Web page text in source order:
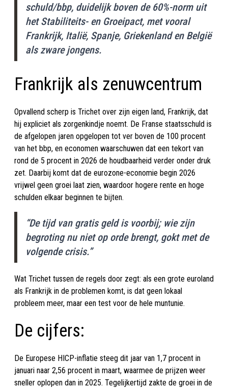
schuld/bbp, duidelijk boven de 60%-norm uit
het Stabiliteits- en Groeipact, met vooral
Frankrijk, Italië, Spanje, Griekenland en België
als zware jongens.
Frankrijk als zenuwcentrum
Opvallend scherp is Trichet over zijn eigen land, Frankrijk, dat
hij expliciet als zorgenkindje noemt. De Franse staatsschuld is
de afgelopen jaren opgelopen tot ver boven de 100 procent
van het bbp, en economen waarschuwen dat een tekort van
rond de 5 procent in 2026 de houdbaarheid verder onder druk
zet. Daarbij komt dat de eurozone-economie begin 2026
vrijwel geen groei laat zien, waardoor hogere rente en hoge
schulden elkaar beginnen te bijten.
“De tijd van gratis geld is voorbij; wie zijn
begroting nu niet op orde brengt, gokt met de
volgende crisis.”
Wat Trichet tussen de regels door zegt: als een grote euroland
als Frankrijk in de problemen komt, is dat geen lokaal
probleem meer, maar een test voor de hele muntunie.
De cijfers:
De Europese HICP-inflatie steeg dit jaar van 1,7 procent in
januari naar 2,56 procent in maart, waarmee de prijzen weer
sneller oplopen dan in 2025. Tegelijkertijd zakte de groei in de